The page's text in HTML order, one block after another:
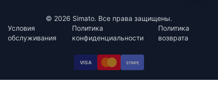
© 2026 Simato. Все права защищены.
Условия
обслуживания
Политика
конфиденциальности
Политика
возврата
VISA STRIPE